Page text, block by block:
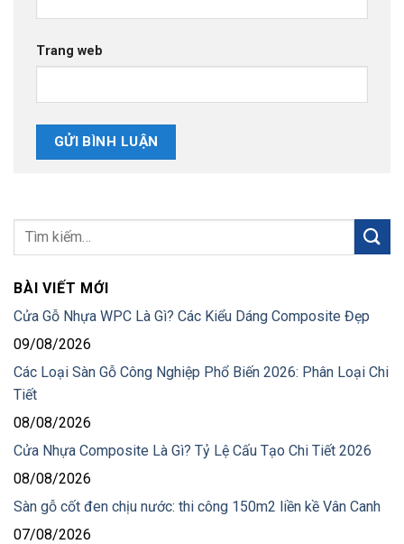
Trang web
BÀI VIẾT MỚI
Cửa Gỗ Nhựa WPC Là Gì? Các Kiểu Dáng Composite Đẹp
09/08/2026
Các Loại Sàn Gỗ Công Nghiệp Phổ Biến 2026: Phân Loại Chi
Tiết
08/08/2026
Cửa Nhựa Composite Là Gì? Tỷ Lệ Cấu Tạo Chi Tiết 2026
08/08/2026
Sàn gỗ cốt đen chịu nước: thi công 150m2 liền kề Vân Canh
07/08/2026